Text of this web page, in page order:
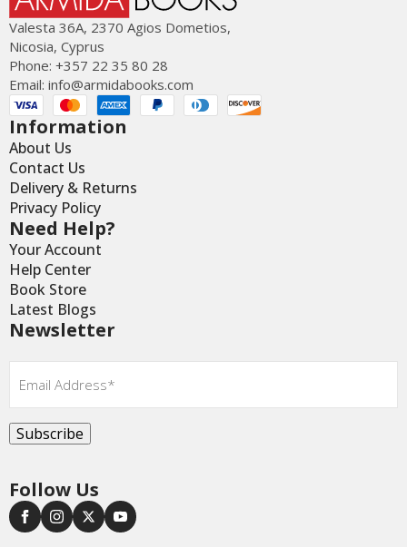
Valesta 36Α, 2370 Agios Dometios,
Nicosia, Cyprus
Phone: +357 22 35 80 28
Email: info@armidabooks.com
Information
About Us
Contact Us
Delivery & Returns
Privacy Policy
Need Help?
Your Account
Help Center
Book Store
Latest Blogs
Newsletter
Email*
Subscribe
Follow Us